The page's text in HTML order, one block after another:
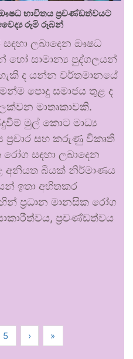
භාවිතය ප්‍රචණ්ඩත්වයට
රූමි රූබන්
ලබාදෙන ඖෂධ
හෝ සාමාන්‍ය පුද්ගලයන්
ද යන්න වර්තමානයේ
පොදු සමාජය තුළ ද
මාතෘකාවකි.
මුල් කොට මාධ්‍ය
සහ කරුණු විකෘති
සඳහා ලබාදෙන
අනියත බියක් නිර්මාණය
ඉතා අහිතකර
ප්‍රධාන මානසික රෝග
ප්‍රචණ්ඩත්වය
5 › »